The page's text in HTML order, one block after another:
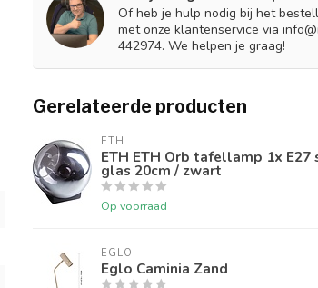
Of heb je hulp nodig bij het
met onze klantenservice via
442974. We helpen je graag!
Gerelateerde producten
ETH
ETH ETH Orb tafellamp 1x E27
glas 20cm / zwart
Op voorraad
EGLO
Eglo Caminia Zand